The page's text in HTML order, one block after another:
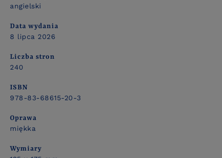
angielski
Data wydania
8 lipca 2026
Liczba stron
240
ISBN
978-83-68615-20-3
Oprawa
miękka
Wymiary